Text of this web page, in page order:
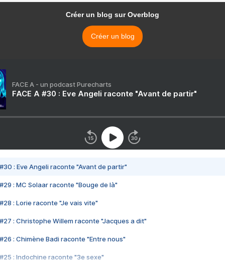
Créer un blog sur Overblog
Créer un blog
FACE A - un podcast Purecharts
FACE A #30 : Eve Angeli raconte "Avant de partir"
#30 : Eve Angeli raconte "Avant de partir"
#29 : MC Solaar raconte "Bouge de là"
#28 : Lorie raconte "Je vais vite"
#27 : Christophe Willem raconte "Jacques a dit"
#26 : Chimène Badi raconte "Entre nous"
#25 : Indochine raconte "3e sexe"